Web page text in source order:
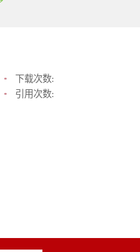
下载次数:
引用次数: